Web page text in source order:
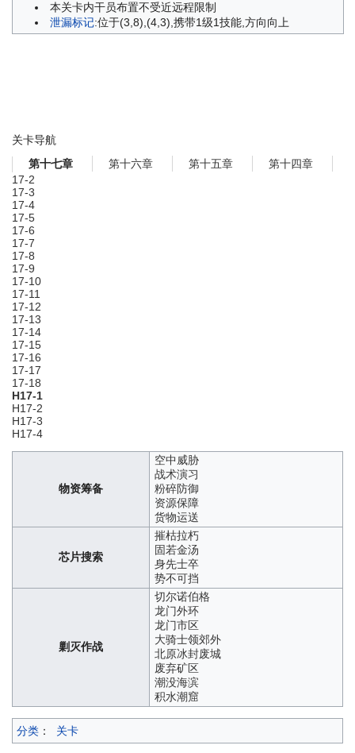
本关卡内干员布置不受近远程限制
泄漏标记:位于(3,8),(4,3),携带1级1技能,方向向上
关卡导航
第十七章 第十六章 第十五章 第十四章
17-2
17-3
17-4
17-5
17-6
17-7
17-8
17-9
17-10
17-11
17-12
17-13
17-14
17-15
17-16
17-17
17-18
H17-1
H17-2
H17-3
H17-4
物资筹备
空中威胁
战术演习
粉碎防御
资源保障
货物运送
芯片搜索
摧枯拉朽
固若金汤
身先士卒
势不可挡
剿灭作战
切尔诺伯格
龙门外环
龙门市区
大骑士领郊外
北原冰封废城
废弃矿区
潮没海滨
积水潮窟
分类 ： 关卡